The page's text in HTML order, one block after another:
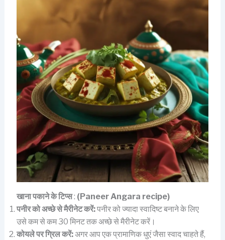
खाना पकाने के टिप्स: (Paneer Angara recipe)
पनीर को अच्छे से मैरीनेट करें:पनीर को ज्यादा स्वादिष्ट बनाने के लिए
उसे कम से कम 30 मिनट तक अच्छे से मैरीनेट करें।
कोयले पर ग्रिल करें:अगर आप एक प्रामाणिक धुएं जैसा स्वाद चाहते हैं,